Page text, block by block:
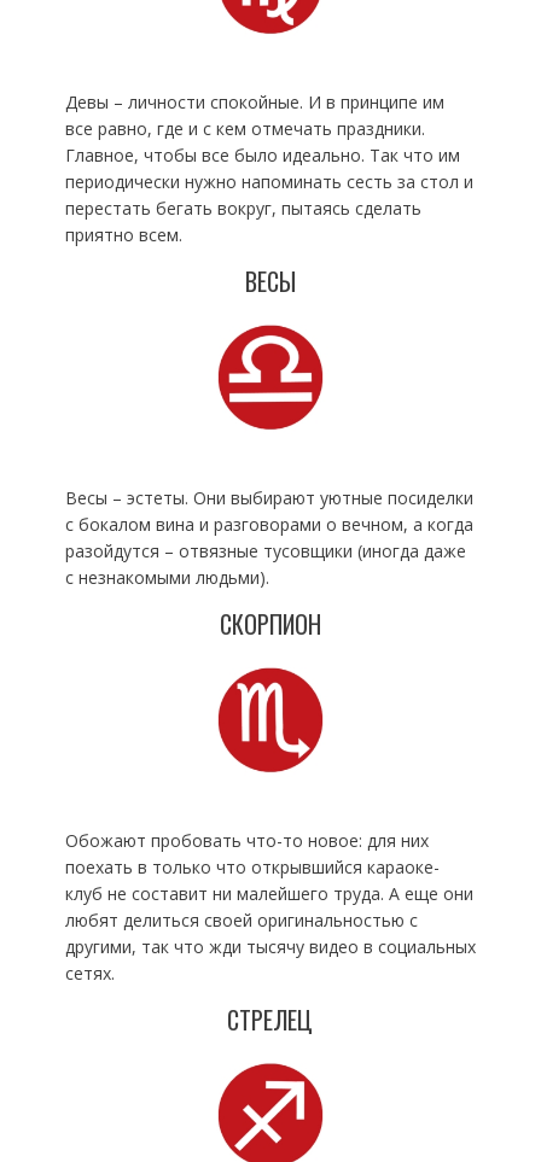
Девы – личности спокойные. И в принципе им
все равно, где и с кем отмечать праздники.
Главное, чтобы все было идеально. Так что им
периодически нужно напоминать сесть за стол и
перестать бегать вокруг, пытаясь сделать
приятно всем.
ВЕСЫ
Весы – эстеты. Они выбирают уютные посиделки
с бокалом вина и разговорами о вечном, а когда
разойдутся – отвязные тусовщики (иногда даже
с незнакомыми людьми).
СКОРПИОН
Обожают пробовать что-то новое: для них
поехать в только что открывшийся караоке-
клуб не составит ни малейшего труда. А еще они
любят делиться своей оригинальностью с
другими, так что жди тысячу видео в социальных
сетях.
СТРЕЛЕЦ